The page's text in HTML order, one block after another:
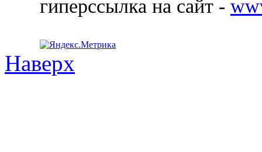
гиперссылка на сайт -
Наверх